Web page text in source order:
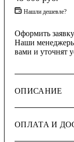
Нашли дешевле?
Оформить заявку
Наши менеджеры
вами и уточнят
ОПИСАНИЕ
ОПЛАТА И